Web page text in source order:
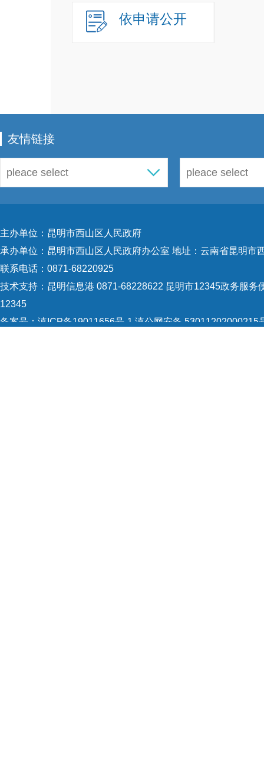
依申请公开
友情链接
主办单位：昆明市西山区人民政府
承办单位：昆明市西山区人民政府办公室 地址：云南省昆明市
联系电话：0871-68220925
技术支持： 昆明信息港 0871-68228622 昆明市12345政务服务
12345
备案号： 滇ICP备19011656号-1 滇公网安备 53011202000215